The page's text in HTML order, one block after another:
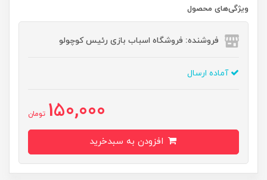
ویژگی‌های محصول
فروشنده: فروشگاه اسباب بازی رئیس کوچولو
آماده ارسال
150,000 تومان